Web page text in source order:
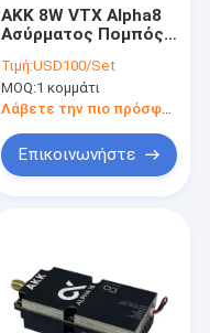
AKK 8W VTX Alpha8
Ασύρματος Πομπός
5W 3W 1W
Υποστήριξη Ισχύος
Smart Audio
Τιμή:USD100/Set
MOQ:1 κομμάτι
Λάβετε την πιο πρόσφατη τιμή
Επικοινωνήστε